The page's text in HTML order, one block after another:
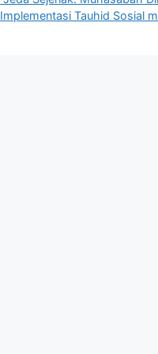
Implementasi Tauhid Sosial